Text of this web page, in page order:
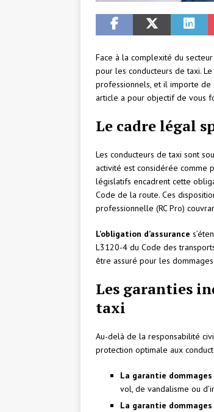
Face à la complexité du
pour les conducteurs de taxi.
professionnels, et il importe de
article a pour objectif de vous
Le cadre légal
Les conducteurs de taxi sont
activité est considérée comme
législatifs encadrent cette
Code de la route. Ces
professionnelle (RC Pro)
L’obligation d’assurance
L3120-4 du Code des
être assuré pour les
Les garanties
taxi
Au-delà de la responsabilité
protection optimale aux
La garantie
vol, de vandalisme ou
La garantie